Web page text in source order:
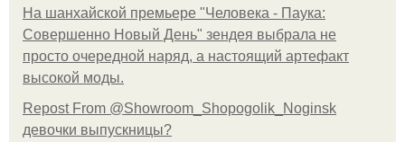
На шанхайской премьере "Человека - Паука:
Совершенно Новый День" зендея выбрала не
просто очередной наряд, а настоящий артефакт
высокой моды.
Repost From @Showroom_Shopogolik_Noginsk
девочки выпускницы?